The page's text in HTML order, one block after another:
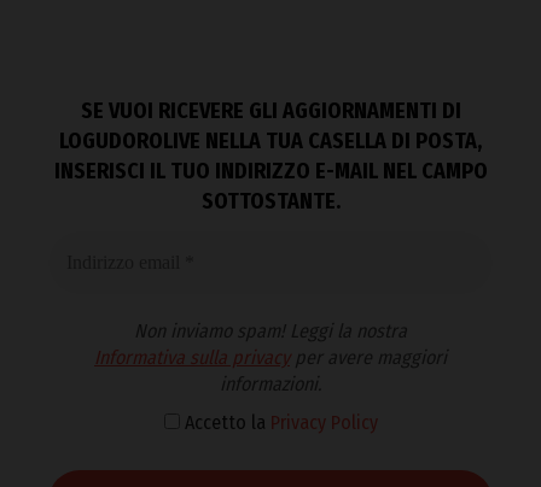
SE VUOI RICEVERE GLI AGGIORNAMENTI DI
LOGUDOROLIVE NELLA TUA CASELLA DI POSTA,
INSERISCI IL TUO INDIRIZZO E-MAIL NEL CAMPO
SOTTOSTANTE.
Non inviamo spam! Leggi la nostra
Informativa sulla privacyper avere maggiori
informazioni.
Accetto la Privacy Policy